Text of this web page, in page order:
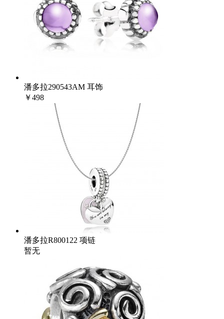
潘多拉290543AM 耳饰
￥498
潘多拉R800122 项链
暂无